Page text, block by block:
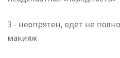
3 - неопрятен, одет не
макияж